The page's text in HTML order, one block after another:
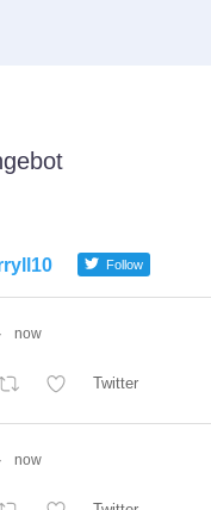
Follow
· now
Twitter
· now